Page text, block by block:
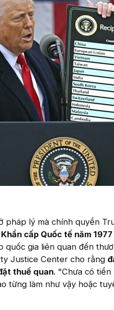
pháp lý mà chính quyền
cấp Quốc tế năm 1977
gia liên quan đến
Justice Center cho rằng
thuế quan. "Chưa có tiền
từng làm như vậy hoặc